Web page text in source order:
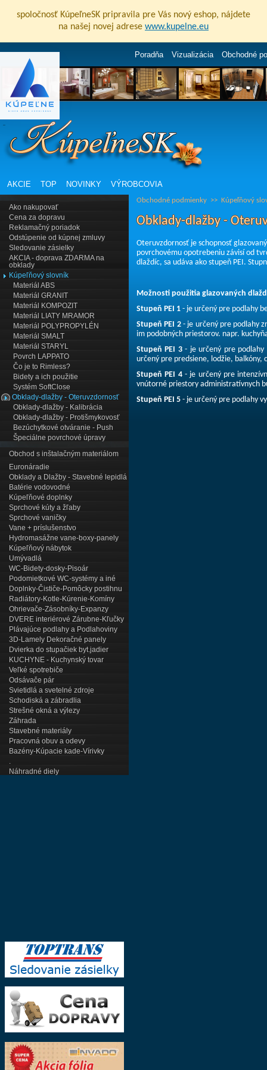
spoločnosť KúpeľneSK pripravila pre Vás nový eshop, nájdete
na našej novej adrese www.kupelne.eu
Poradňa Vizualizácia Obchodné
AKCIE TOP NOVINKY VÝROBCOVIA
Ako nakupovať
Cena za dopravu
Reklamačný poriadok
Odstúpenie od kúpnej zmluvy
Sledovanie zásielky
AKCIA - doprava ZDARMA na
obklady
Kúpeľňový slovník
Materiál ABS
Materiál GRANIT
Materiál KOMPOZIT
Materiál LIATY MRAMOR
Materiál POLYPROPYLÉN
Materiál SMALT
Materiál STARYL
Povrch LAPPATO
Čo je to Rimless?
Bidety a ich použitie
Systém SoftClose
Obklady-dlažby - Oteruvzdornosť
Obklady-dlažby - Kalibrácia
Obklady-dlažby - Protišmykovosť
Bezúchytkové otváranie - Push
Špeciálne povrchové úpravy
Obchod s inštalačným materiálom
Euronáradie
Obklady a Dlažby - Stavebné lepidlá
Batérie vodovodné
Kúpeľňové doplnky
Sprchové kúty a žľaby
Sprchové vaničky
Vane + príslušenstvo
Hydromasážne vane-boxy-panely
Kúpeľňový nábytok
Umývadlá
WC-Bidety-dosky-Pisoár
Podomietkové WC-systémy a iné
Doplnky-Čističe-Pomôcky postihnu
Radiátory-Kotle-Kúrenie-Komíny
Ohrievače-Zásobníky-Expanzy
DVERE interiérové Zárubne-Kľučky
Plávajúce podlahy a Podlahoviny
3D-Lamely Dekoračné panely
Dvierka do stupačiek byt.jadier
KUCHYNE - Kuchynský tovar
Veľké spotrebiče
Odsávače pár
Svietidlá a svetelné zdroje
Schodiská a zábradlia
Strešné okná a výlezy
Záhrada
Stavebné materiály
Pracovná obuv a odevy
Bazény-Kúpacie kade-Vírivky
Náhradné diely
Obchodné podmienky >> Kúpeľňový
Obklady-dlažby -
Oteruvzdornosť je schopnosť
povrchovému opotrebeniu závisí od
dlaždíc, sa udáva ako stupeň PEI.
Možnosti použitia glazovaných
Stupeň PEI 1 - je určený pre podlahy
Stupeň PEI 2- je určený pre podlahy
im podobných priestorov. napr.
Stupeň PEI 3- je určený pre podlahy
určený pre predsiene, lodžie, balkóny,
Stupeň PEI 4- je určený pre
vnútorné priestory administratívnych
Stupeň PEI 5 - je určený pre podlahy